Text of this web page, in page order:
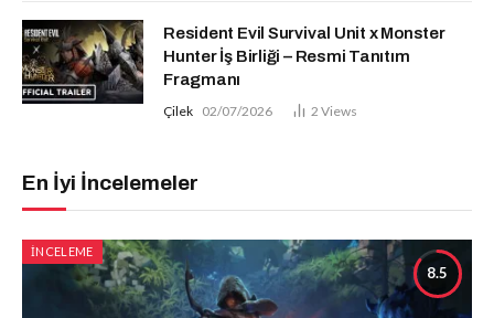
Resident Evil Survival Unit x Monster
Hunter İş Birliği – Resmi Tanıtım
Fragmanı
Çilek 02/07/2026 2 Views
En İyi İncelemeler
8.5
İNCELEME